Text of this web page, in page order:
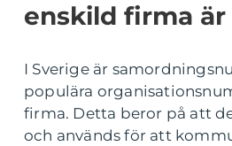
enskild firma är
I Sverige är
populära
firma. Detta beror på att
och används för att